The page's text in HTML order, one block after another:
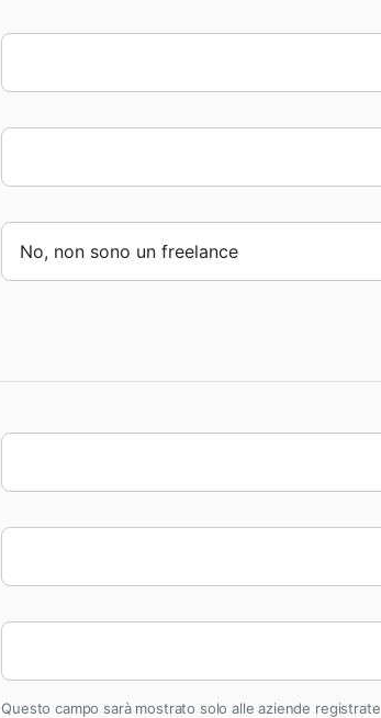
Questo campo sarà mostrato solo alle aziende registrate